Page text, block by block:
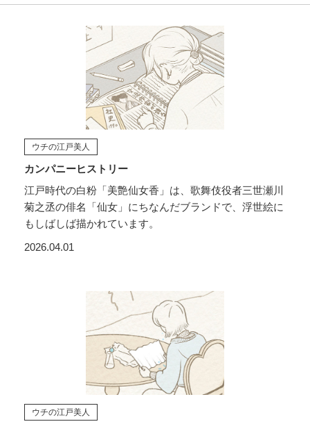
ウチの江戸美人
カンパニーヒストリー
江戸時代の白粉「美艶仙女香」は、歌舞伎役者三世瀬川
菊之丞の俳名「仙女」にちなんだブランドで、浮世絵に
もしばしば描かれています。
2026.04.01
ウチの江戸美人